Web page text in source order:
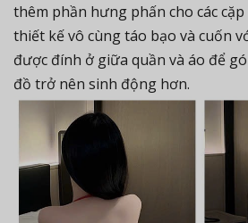
thêm phần hưng phấn cho các
thiết kế vô cùng táo bạo và cuốn
được đính ở giữa quần và áo để
đồ trở nên sinh động hơn.